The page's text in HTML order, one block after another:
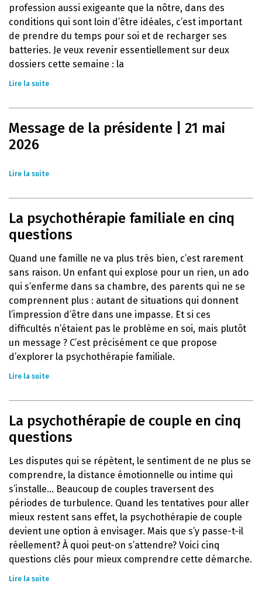
profession aussi exigeante que la nôtre, dans des
conditions qui sont loin d’être idéales, c’est important
de prendre du temps pour soi et de recharger ses
batteries. Je veux revenir essentiellement sur deux
dossiers cette semaine : la
Lire la suite
Message de la présidente | 21 mai
2026
Lire la suite
La psychothérapie familiale en cinq
questions
Quand une famille ne va plus très bien, c’est rarement
sans raison. Un enfant qui explose pour un rien, un ado
qui s’enferme dans sa chambre, des parents qui ne se
comprennent plus : autant de situations qui donnent
l’impression d’être dans une impasse. Et si ces
difficultés n’étaient pas le problème en soi, mais plutôt
un message ? C’est précisément ce que propose
d’explorer la psychothérapie familiale.
Lire la suite
La psychothérapie de couple en cinq
questions
Les disputes qui se répètent, le sentiment de ne plus se
comprendre, la distance émotionnelle ou intime qui
s’installe… Beaucoup de couples traversent des
périodes de turbulence. Quand les tentatives pour aller
mieux restent sans effet, la psychothérapie de couple
devient une option à envisager. Mais que s’y passe-t-il
réellement? À quoi peut-on s’attendre? Voici cinq
questions clés pour mieux comprendre cette démarche.
Lire la suite